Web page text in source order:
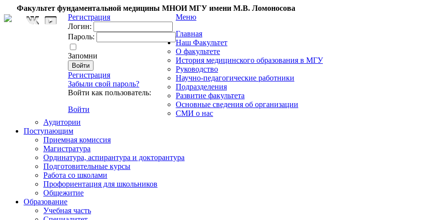
Факультет фундаментальной медицины МНОИ МГУ имени М.В. Ломоносова
Регистрация
Логин:
Пароль:
Запомни
Регистрация
Забыли свой пароль?
Войти как пользователь:
Войти
Меню
Главная
Наш Факультет
О факультете
История медицинского образования в МГУ
Руководство
Научно-педагогические работники
Подразделения
Развитие факультета
Основные сведения об организации
СМИ о нас
Аудитории
Поступающим
Приемная комиссия
Магистратура
Ординатура, аспирантура и докторантура
Подготовительные курсы
Работа со школами
Профориентация для школьников
Общежитие
Образование
Учебная часть